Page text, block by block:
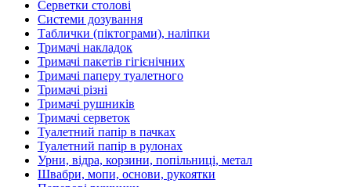
Серветки столові
Системи дозування
Таблички (піктограми), наліпки
Тримачі накладок
Тримачі пакетів гігієнічних
Тримачі паперу туалетного
Тримачі різні
Тримачі рушників
Тримачі серветок
Туалетний папір в пачках
Туалетний папір в рулонах
Урни, відра, корзини, попільниці, метал
Швабри, мопи, основи, рукоятки